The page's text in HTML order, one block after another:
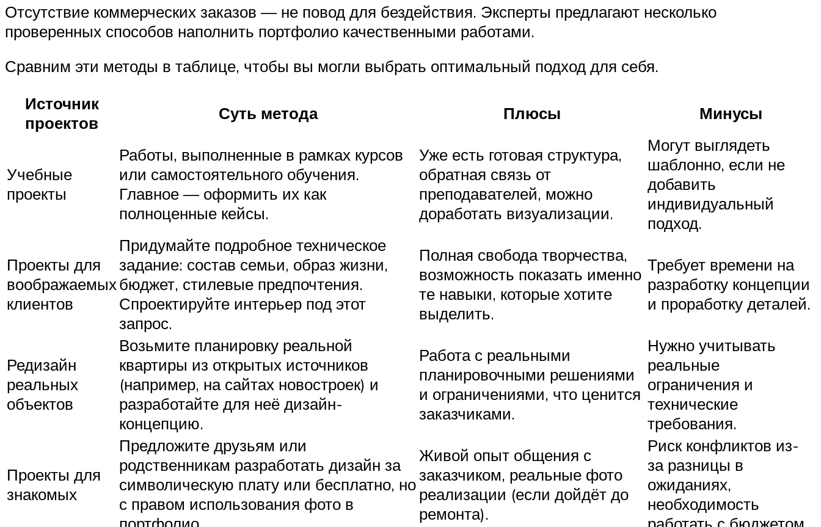
Отсутствие коммерческих заказов — не повод для бездействия. Эксперты предлагают несколько
проверенных способов наполнить портфолио качественными работами.
Сравним эти методы в таблице, чтобы вы могли выбрать оптимальный подход для себя.
Источник
проектов
Суть метода Плюсы Минусы
Учебные
проекты
Работы, выполненные в рамках курсов
или самостоятельного обучения.
Главное — оформить их как
полноценные кейсы.
Уже есть готовая структура,
обратная связь от
преподавателей, можно
доработать визуализации.
Могут выглядеть
шаблонно, если не
добавить
индивидуальный
подход.
Проекты для
воображаемых
клиентов
Придумайте подробное техническое
задание: состав семьи, образ жизни,
бюджет, стилевые предпочтения.
Спроектируйте интерьер под этот
запрос.
Полная свобода творчества,
возможность показать именно
те навыки, которые хотите
выделить.
Требует времени на
разработку концепции
и проработку деталей.
Редизайн
реальных
объектов
Возьмите планировку реальной
квартиры из открытых источников
(например, на сайтах новостроек) и
разработайте для неё дизайн-
концепцию.
Работа с реальными
планировочными решениями
и ограничениями, что ценится
заказчиками.
Нужно учитывать
реальные
ограничения и
технические
требования.
Проекты для
знакомых
Предложите друзьям или
родственникам разработать дизайн за
символическую плату или бесплатно, но
с правом использования фото в
Живой опыт общения с
заказчиком, реальные фото
реализации (если дойдёт до
ремонта).
Риск конфликтов из-
за разницы в
ожиданиях,
необходимость